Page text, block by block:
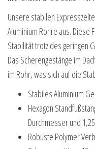
Unsere stabilen
Aluminium Rohre aus.
Stabilität trotz des geringen
Das Scherengestänge im
im Rohr, was sich auf die
Stabiles Aluminium
Hexagon
Durchmesser und
Robuste Polymer